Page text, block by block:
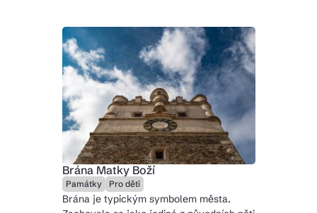
Brána Matky Boží
Památky Pro děti
Brána je typickým symbolem města.